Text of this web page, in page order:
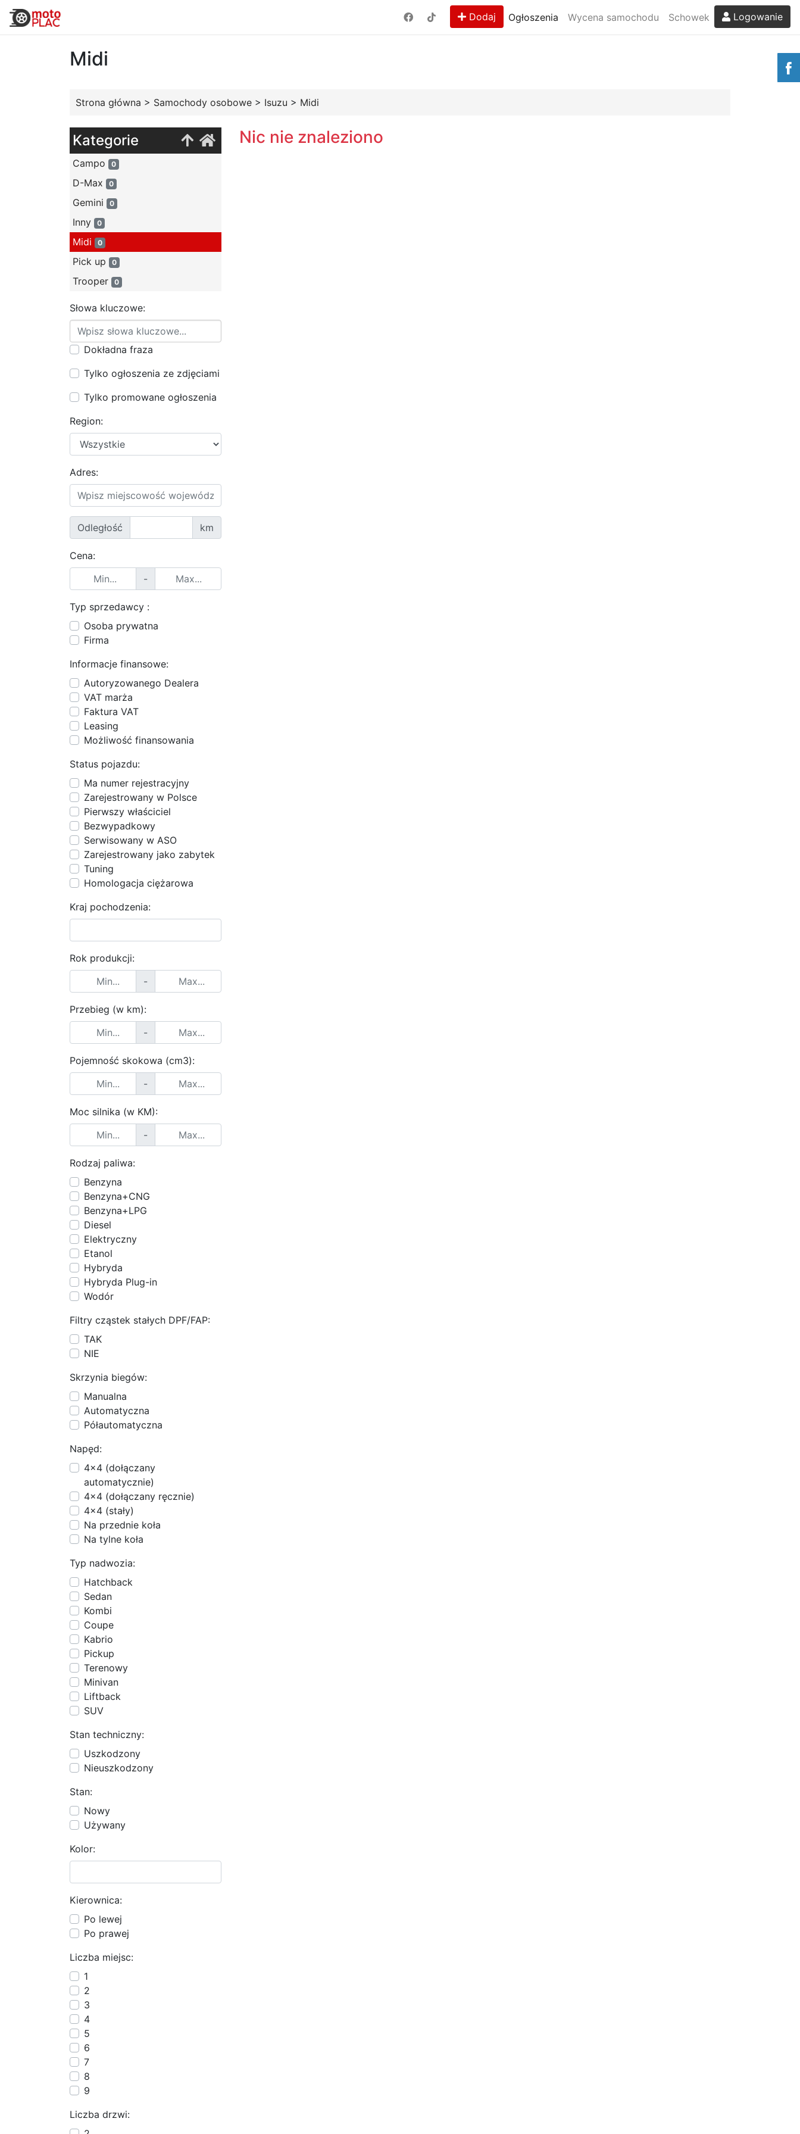
Dodaj Ogłoszenia Wycena samochodu Schowek Logowanie
Midi
Strona główna > Samochody osobowe > Isuzu > Midi
Kategorie
Campo 0
D-Max 0
Gemini 0
Inny 0
Midi 0
Pick up 0
Trooper 0
Słowa kluczowe:
Dokładna fraza
Tylko ogłoszenia ze zdjęciami
Tylko promowane ogłoszenia
Region:
Adres:
Odległość km
Cena:
-
Typ sprzedawcy :
Osoba prywatna
Firma
Informacje finansowe:
Autoryzowanego Dealera
VAT marża
Faktura VAT
Leasing
Możliwość finansowania
Status pojazdu:
Ma numer rejestracyjny
Zarejestrowany w Polsce
Pierwszy właściciel
Bezwypadkowy
Serwisowany w ASO
Zarejestrowany jako zabytek
Tuning
Homologacja ciężarowa
Kraj pochodzenia:
Rok produkcji:
-
Przebieg (w km):
-
Pojemność skokowa (cm3):
-
Moc silnika (w KM):
-
Rodzaj paliwa:
Benzyna
Benzyna+CNG
Benzyna+LPG
Diesel
Elektryczny
Etanol
Hybryda
Hybryda Plug-in
Wodór
Filtry cząstek stałych DPF/FAP:
TAK
NIE
Skrzynia biegów:
Manualna
Automatyczna
Półautomatyczna
Napęd:
4x4 (dołączany
automatycznie)
4x4 (dołączany ręcznie)
4x4 (stały)
Na przednie koła
Na tylne koła
Typ nadwozia:
Hatchback
Sedan
Kombi
Coupe
Kabrio
Pickup
Terenowy
Minivan
Liftback
SUV
Stan techniczny:
Uszkodzony
Nieuszkodzony
Stan:
Nowy
Używany
Kolor:
Kierownica:
Po lewej
Po prawej
Liczba miejsc:
1
2
3
4
5
6
7
8
9
Liczba drzwi:
Nic nie znaleziono